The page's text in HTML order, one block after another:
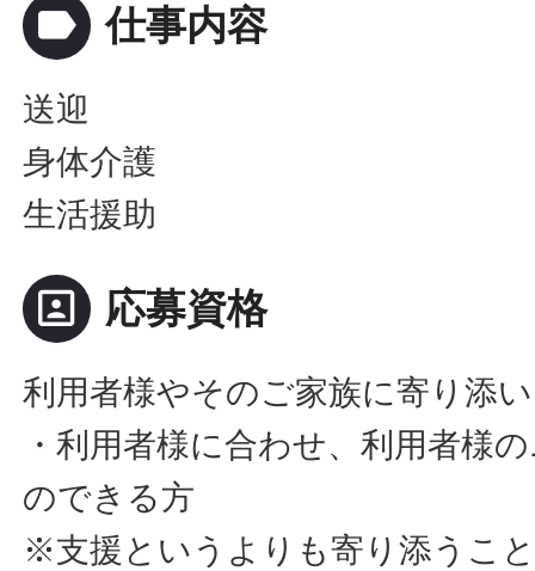
label 仕事内容
送迎
身体介護
生活援助
portrait 応募資格
利用者様やそのご家族に寄り添
・利用者様に合わせ、利用者様
のできる方
※支援というよりも寄り添うこ